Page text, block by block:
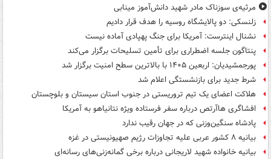
مرثیه‌ی سوزناک مادر شهید دانش‌آموز مینابی
زلنسکی: دو پالایشگاه روسیه را هدف قرار دادیم
نشنال اینترست: آمریکا برای جنگ پهپادی آماده نیست
پنتاگون جلسه اضطراری برای تأمین تسلیحات برگزار می‌کند
پورجمشیدیان: اربعین ۱۴۰۵ با بالاترین سطح امنیت برگزار شد
شرط جدید برای بازنشستگی اعلام شد
هلاکت اعضای یک تیم تروریستی در جنوب استان سیستان و بلوچستان
افشاگری هاآرتص درباره سفر فرستاده ویژه نتانیاهو به آمریکا
پادشاه سنگین‌وزنی که در جهان رقیب ندارد
بیانیه ۸ کشور عربی علیه تجاوزات رژیم صهیونیستی در غزه
بیانیه خانواده شهید لاریجانی درباره برخی گمانه‌زنی‌های رسانه‌ای